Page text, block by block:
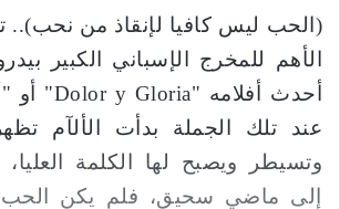
ا
(الحب ليس كافيا لإنقاذ من نحب)..
الأهم للمخرج الإسباني الكبير
أحدث أفلامه "Dolor y Gloria" أو
عند تلك الجملة بدأت الألآم
وتسيطر ويصبح لها الكلمة العليا،
إلى ماضي سحيق، فلم يكن الحب